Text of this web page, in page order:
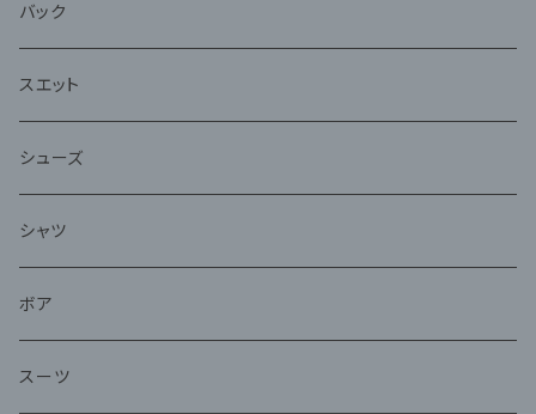
バック
スエット
シューズ
シャツ
ボア
スーツ